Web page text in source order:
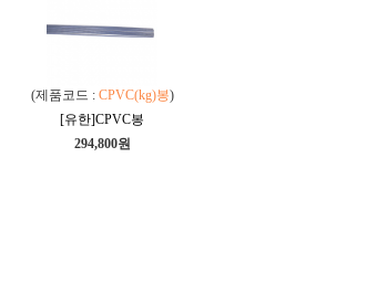
(제품코드 : CPVC(kg)봉)
[유한]CPVC봉
294,800원